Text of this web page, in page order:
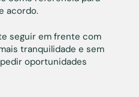
acordo.
seguir em frente com
tranquilidade e sem
oportunidades